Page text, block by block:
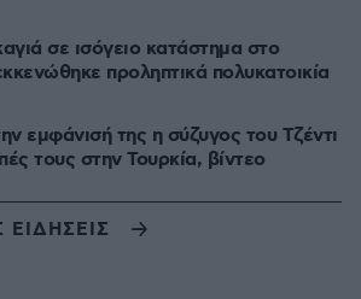
σε ισόγειο κατάστημα στο
προληπτικά πολυκατοικία
εμφάνισή της η σύζυγος του Τζέντι
τους στην Τουρκία, βίντεο
ΕΙΔΗΣΕΙΣ